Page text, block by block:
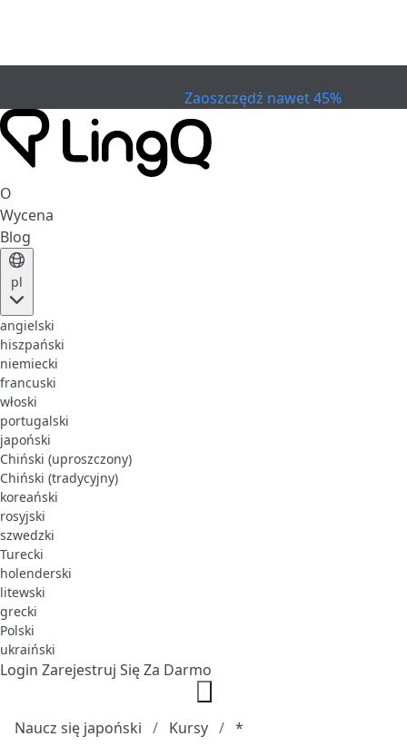
Zaoszczędź nawet 45%
O
Wycena
Blog
pl
angielski
hiszpański
niemiecki
francuski
włoski
portugalski
japoński
Chiński (uproszczony)
Chiński (tradycyjny)
koreański
rosyjski
szwedzki
Turecki
holenderski
litewski
grecki
Polski
ukraiński
Login Zarejestruj Się Za Darmo
Naucz się japoński Kursy *